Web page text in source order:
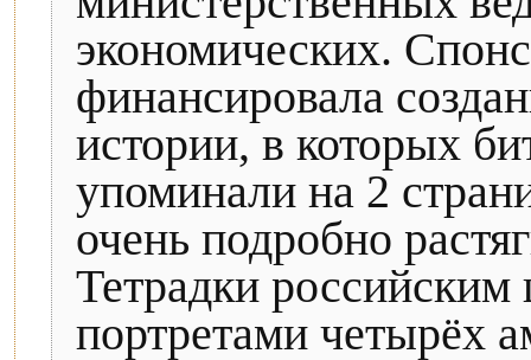
экономических.
финансировала
истории, в которых
упоминали на 2
очень подробно
Тетрадки
портретами четырёх